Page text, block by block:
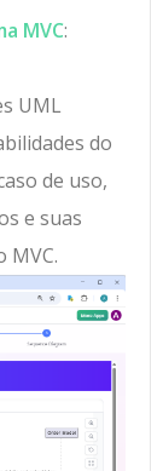
MVC:
UML
do
de uso,
e suas
MVC.